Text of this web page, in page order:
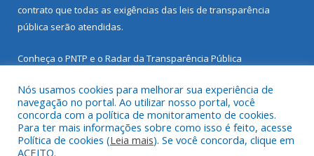
contrato que todas as exigências das leis de transparência
pública serão atendidas.
Conheça o PNTP e o Radar da Transparência Pública
Todos os direitos reservados a Prefeitura Municipal de Santarém
Novo.
Nós usamos cookies para melhorar sua experiência de
navegação no portal. Ao utilizar nosso portal, você
concorda com a política de monitoramento de cookies.
Para ter mais informações sobre como isso é feito, acesse
Política de cookies (Leia mais). Se você concorda, clique em
ACEITO.